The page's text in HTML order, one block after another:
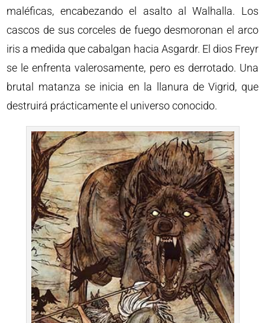
maléficas, encabezando el asalto al Walhalla. Los
cascos de sus corceles de fuego desmoronan el arco
iris a medida que cabalgan hacia Asgardr. El dios Freyr
se le enfrenta valerosamente, pero es derrotado. Una
brutal matanza se inicia en la llanura de Vigrid, que
destruirá prácticamente el universo conocido.